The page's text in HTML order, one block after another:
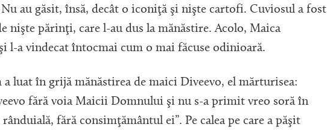
au găsit, însă, decât o iconiţă şi nişte cartofi. Cuviosul a fost
nişte părinţi, care l-au dus la mănăstire. Acolo, Maica
l-a vindecat întocmai cum o mai făcuse odinioară.
luat în grijă mănăstirea de maici Diveevo, el mărturisea:
fără voia Maicii Domnului şi nu s-a primit vreo soră în
fără consimţământul ei”. Pe calea pe care a păşit